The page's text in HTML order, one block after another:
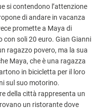
si contendono l’attenzione
di andare in vacanza
promette a Maya di
con soli 20 euro. Gian Gianni
ragazzo povero, ma la sua
Maya, che è una ragazza
in bicicletta per il loro
sul suo motorino.
della città rappresenta un
un ristorante dove